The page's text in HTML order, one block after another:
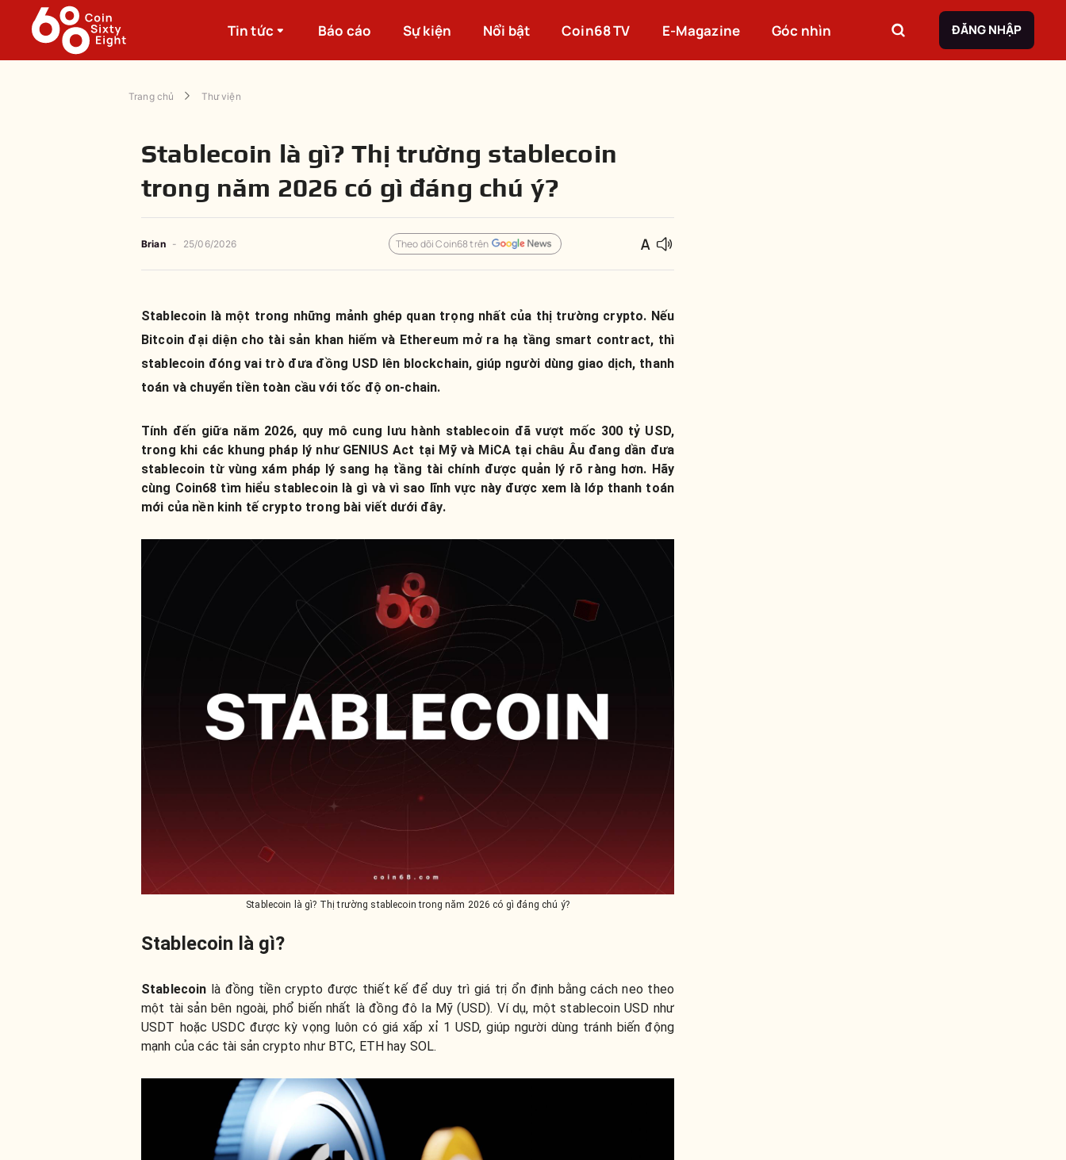
Tin tức Báo cáo Sự kiện Nổi bật Coin68 TV E-Magazine Góc nhìn ĐĂNG NHẬP
Trang chủ Thư viện
Stablecoin là gì? Thị trường stablecoin
trong năm 2026 có gì đáng chú ý?
Brian - 25/06/2026 Theo dõi Coin68 trên
Stablecoin là một trong những mảnh ghép quan trọng nhất của thị trường crypto. Nếu
Bitcoin đại diện cho tài sản khan hiếm và Ethereum mở ra hạ tầng smart contract, thì
stablecoin đóng vai trò đưa đồng USD lên blockchain, giúp người dùng giao dịch, thanh
toán và chuyển tiền toàn cầu với tốc độ on-chain.
Tính đến giữa năm 2026, quy mô cung lưu hành stablecoin đã vượt mốc 300 tỷ USD,
trong khi các khung pháp lý như GENIUS Act tại Mỹ và MiCA tại châu Âu đang dần đưa
stablecoin từ vùng xám pháp lý sang hạ tầng tài chính được quản lý rõ ràng hơn. Hãy
cùng Coin68 tìm hiểu stablecoin là gì và vì sao lĩnh vực này được xem là lớp thanh toán
mới của nền kinh tế crypto trong bài viết dưới đây.
Stablecoin là gì? Thị trường stablecoin trong năm 2026 có gì đáng chú ý?
Stablecoin là gì?
Stablecoin là đồng tiền crypto được thiết kế để duy trì giá trị ổn định bằng cách neo theo
một tài sản bên ngoài, phổ biến nhất là đồng đô la Mỹ (USD). Ví dụ, một stablecoin USD như
USDT hoặc USDC được kỳ vọng luôn có giá xấp xỉ 1 USD, giúp người dùng tránh biến động
mạnh của các tài sản crypto như BTC, ETH hay SOL.